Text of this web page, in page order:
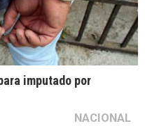
imputado por
NACIONAL